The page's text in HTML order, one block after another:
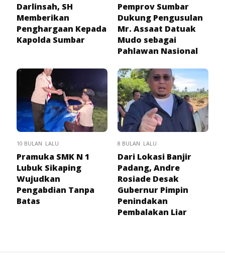
Darlinsah, SH
Memberikan
Penghargaan Kepada
Kapolda Sumbar
Pemprov Sumbar
Dukung Pengusulan
Mr. Assaat Datuak
Mudo sebagai
Pahlawan Nasional
10 BULAN LALU
Pramuka SMK N 1
Lubuk Sikaping
Wujudkan
Pengabdian Tanpa
Batas
8 BULAN LALU
Dari Lokasi Banjir
Padang, Andre
Rosiade Desak
Gubernur Pimpin
Penindakan
Pembalakan Liar